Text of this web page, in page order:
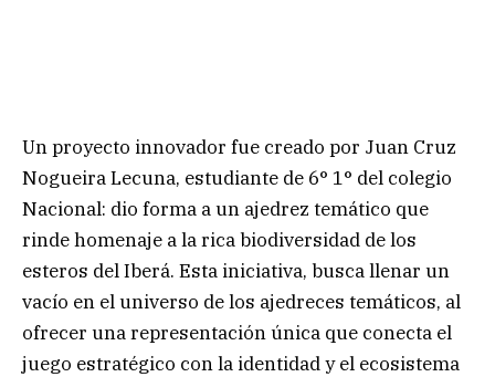
Un proyecto innovador fue creado por Juan Cruz
Nogueira Lecuna, estudiante de 6° 1° del colegio
Nacional: dio forma a un ajedrez temático que
rinde homenaje a la rica biodiversidad de los
esteros del Iberá. Esta iniciativa, busca llenar un
vacío en el universo de los ajedreces temáticos, al
ofrecer una representación única que conecta el
juego estratégico con la identidad y el ecosistema